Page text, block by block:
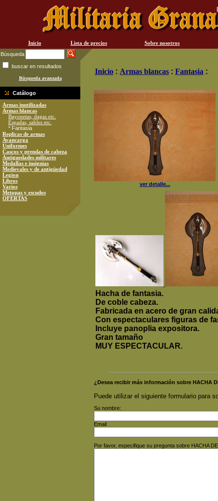
Inicio Lista de precios
Sobre nosotros
Búsqueda
buscar en resultados
Búsqueda avanzada
Catálogo
Armas inutilizadas
Armas blancas
Bayonetas, dagas etc.
Espadas, sables etc.
* Fantasia
Replicas de armas
Avancarga
Uniformes
Cascos y prendas de cabeza
Antiguedades militares
Medallas e insignias
Medievales y de antigüedad
Legion
Libros
Varios
Metopas y escudos
OFERTAS
Inicio : Armas blancas : Fantasia :
ver detalle...
Hacha de fantasia.
De coble cabeza.
Fabricada en acero de gran
Con espectaculares figuras de
Incluye panoplia expositora.
Gran tamaño
MUY ESPECTACULAR.
¿Desea recibir más información sobre HACHA
Puede utilizar el siguiente formulario para
Su nombre:
Email
Por favor, especifique su pregunta sobre HACHA